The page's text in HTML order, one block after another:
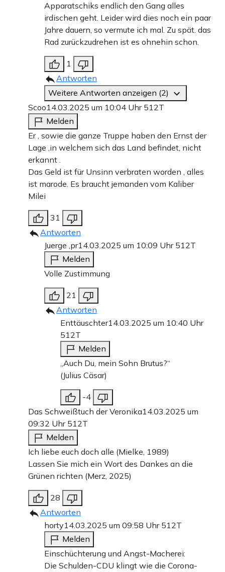
Apparatschiks endlich den Gang alles
irdischen geht. Leider wird dies noch ein paar
Jahre dauern, so vermute ich mal. Zu spät. das
Rad zurückzudrehen ist es ohnehin schon.
1
Antworten
Weitere Antworten anzeigen (2)
Scoo14.03.2025 um 10:04 Uhr 512T
Melden
Er , sowie die ganze Truppe haben den Ernst der
Lage ,in welchem sich das Land befindet, nicht
erkannt .
Das Geld ist für Unsinn verbraten worden , alles
ist marode. Es braucht jemanden vom Kaliber
Milei
31
Antworten
Juerge ,pr14.03.2025 um 10:09 Uhr 512T
Melden
Volle Zustimmung
21
Antworten
Enttäuschter14.03.2025 um 10:40 Uhr
512T
Melden
„Auch Du, mein Sohn Brutus?“
(Julius Cäsar)
-4
Das Schweißtuch der Veronika14.03.2025 um
09:32 Uhr 512T
Melden
Ich liebe euch doch alle (Mielke, 1989)
Lassen Sie mich ein Wort des Dankes an die
Grünen richten (Merz, 2025)
28
Antworten
horty14.03.2025 um 09:58 Uhr 512T
Melden
Einschüchterung und Angst-Macherei:
Die Schulden-CDU klingt wie die Corona-